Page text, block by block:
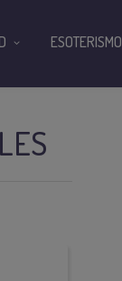
ESOTERISMO